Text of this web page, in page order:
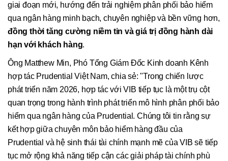
giai đoạn mới, hướng đến trải nghiệm phân phối bảo hiểm
qua ngân hàng minh bạch, chuyên nghiệp và bền vững hơn,
đồng thời tăng cường niềm tin và giá trị đồng hành dài
hạn với khách hàng.
Ông Matthew Min, Phó Tổng Giám Đốc Kinh doanh Kênh
hợp tác Prudential Việt Nam, chia sẻ: "Trong chiến lược
phát triển năm 2026, hợp tác với VIB tiếp tục là một trụ cột
quan trọng trong hành trình phát triển mô hình phân phối bảo
hiểm qua ngân hàng của Prudential. Chúng tôi tin rằng sự
kết hợp giữa chuyên môn bảo hiểm hàng đầu của
Prudential và hệ sinh thái tài chính mạnh mẽ của VIB sẽ tiếp
tục mở rộng khả năng tiếp cận các giải pháp tài chính phù